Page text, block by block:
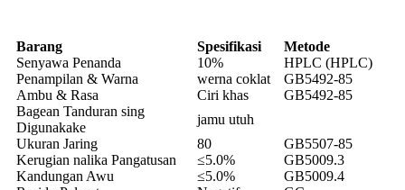
Barang Spesifikasi
Metode
Senyawa Penanda
10%
HPLC (HPLC)
Penampilan & Warna
werna coklat
GB5492-85
Ambu & Rasa
Ciri khas
GB5492-85
Bagean Tanduran sing
Digunakake
jamu utuh
Ukuran Jaring
80
GB5507-85
Kerugian nalika Pangatusan
≤5.0%
GB5009.3
Kandungan Awu
≤5.0%
GB5009.4